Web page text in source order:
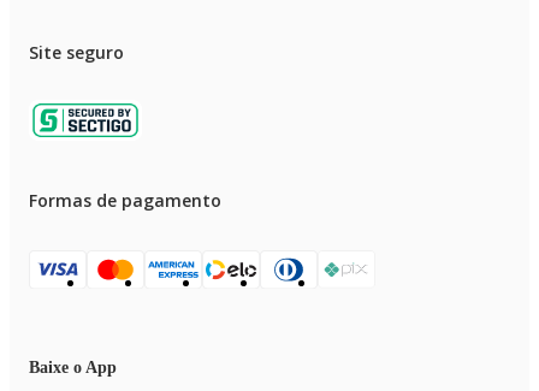
Site seguro
Formas de pagamento
Baixe o App